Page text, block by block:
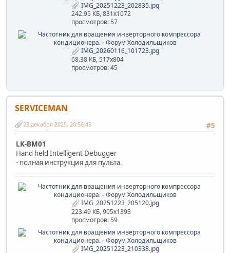
IMG_20251223_202835.jpg
242.95 КБ, 831x1072
просмотров: 57
IMG_20260116_101723.jpg
68.38 КБ, 517x804
просмотров: 45
SERVICEMAN
#5
23 декабря 2025, 20:56:45
LK-BM01
Hand held Intelligent Debugger
- полная инструкция для пульта.
IMG_20251223_205120.jpg
223.49 КБ, 905x1393
просмотров: 59
IMG_20251223_210338.jpg